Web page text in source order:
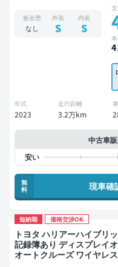
ドア バックモニター 全方
ルエアロ 衝突軽減
板金歴
なし
外装
S
内装
S
年式
2023
走行距離
3.2万km
中古車
無
料
現車確
短納期 価格交渉OK
トヨタ ハリアーハイブリッド プレミ
記録簿あり ディスプレイ
オートクルーズ ワイヤレ